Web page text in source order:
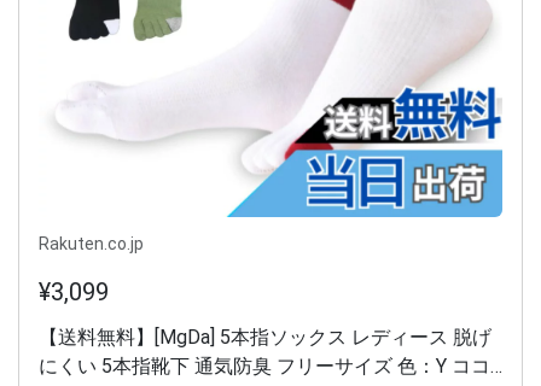
Rakuten.co.jp
¥3,099
【送料無料】[MgDa] 5本指ソックス レディース 脱げ
にくい 5本指靴下 通気防臭 フリーサイズ 色：Y ココ